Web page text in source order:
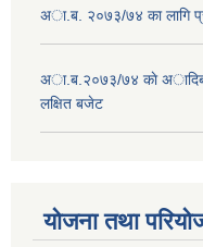
अा.ब. २०७३/७४ का लागि
अा.ब.२०७३/७४ काे
लक्षित बजेट
योजना तथा